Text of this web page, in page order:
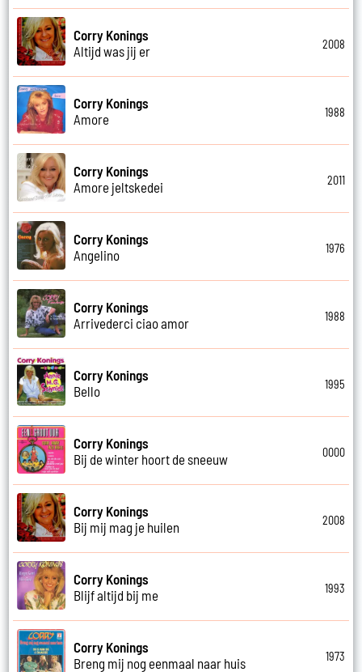
Corry Konings
Altijd was jij er
2008
Corry Konings
Amore
1988
Corry Konings
Amore jeltskedei
2011
Corry Konings
Angelino
1976
Corry Konings
Arrivederci ciao amor
1988
Corry Konings
Bello
1995
Corry Konings
Bij de winter hoort de sneeuw
0000
Corry Konings
Bij mij mag je huilen
2008
Corry Konings
Blijf altijd bij me
1993
Corry Konings
Breng mij nog eenmaal naar huis
1973